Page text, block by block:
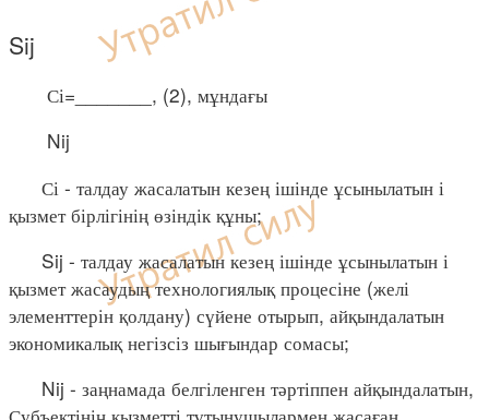
Sij
Сі=_______, (2), мұндағы
Nij
Сі - талдау жасалатын кезең ішінде ұсынылатын і
қызмет бірлігінің өзіндік құны;
Sij - талдау жасалатын кезең ішінде ұсынылатын і
қызмет жасаудың технологиялық процесіне (желі
элементтерін қолдану) сүйене отырып, айқындалатын
экономикалық негізсіз шығындар сомасы;
Nij - заңнамада белгіленген тәртіппен айқындалатын,